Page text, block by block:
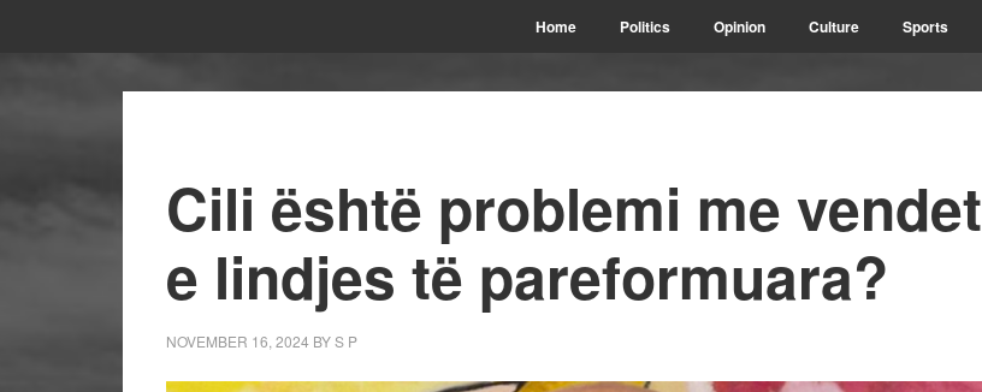
Home Politics Opinion Culture Sports
Cili është problemi me vendet
e lindjes të pareformuara?
NOVEMBER 16, 2024 BYS P